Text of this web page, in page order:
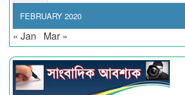
FEBRUARY 2020
« Jan Mar »